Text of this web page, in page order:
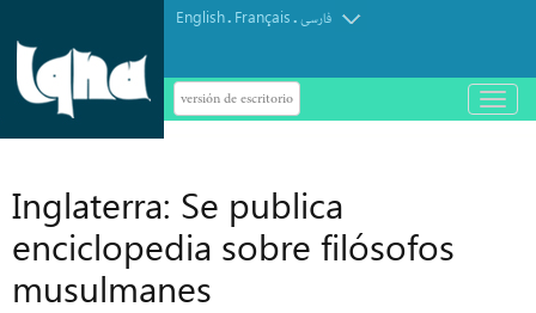
English. Français.فارسی
versión de escritorio
باز
و
Inglaterra: Se publica
enciclopedia sobre filósofos
musulmanes